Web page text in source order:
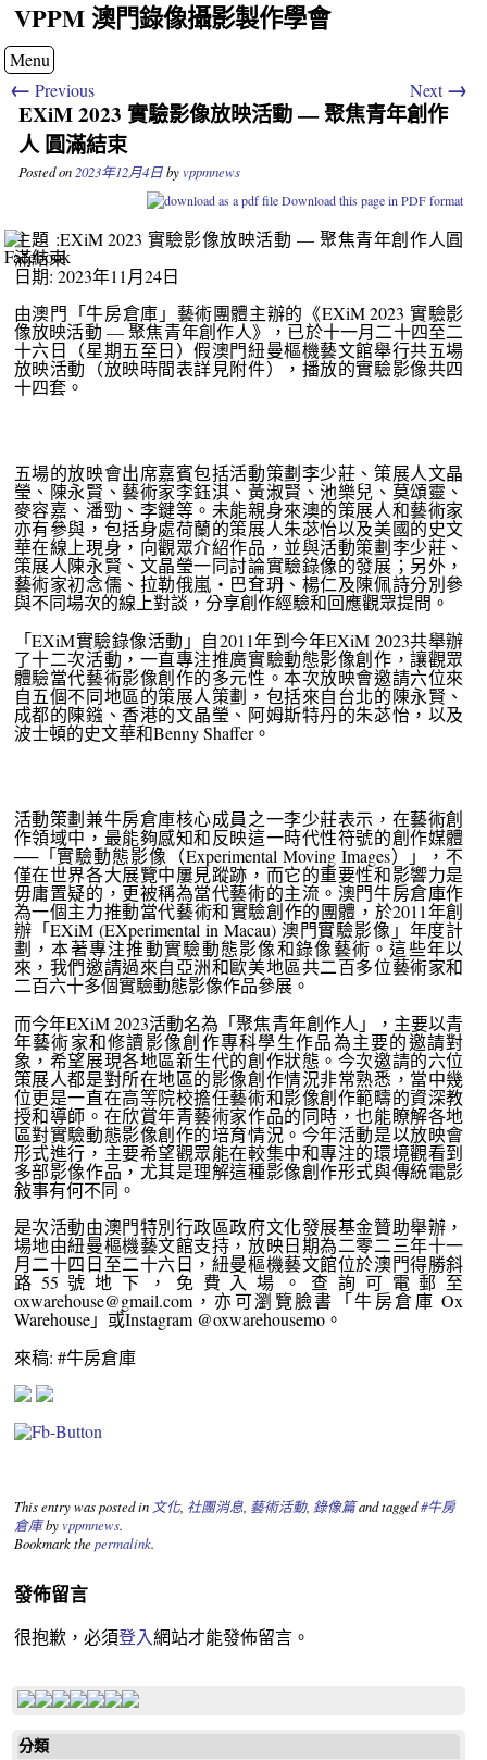
VPPM 澳門錄像攝影製作學會
Menu
← Previous Next→
EXiM 2023 實驗影像放映活動 — 聚焦青年創作
人 圓滿結束
Posted on 2023年12月4日byvppmnews
Download this page in PDF format
主題 :EXiM 2023 實驗影像放映活動 — 聚焦青年創作人圓
滿結束
日期: 2023年11月24日
由澳門「牛房倉庫」藝術團體主辦的《EXiM 2023 實驗影
像放映活動 — 聚焦青年創作人》，已於十一月二十四至二
十六日（星期五至日）假澳門紐曼樞機藝文館舉行共五場
放映活動（放映時間表詳見附件），播放的實驗影像共四
十四套。
五場的放映會出席嘉賓包括活動策劃李少莊、策展人文晶
瑩、陳永賢、藝術家李鈺淇、黃淑賢、池樂兒、莫頌靈、
麥容嘉、潘勁、李鍵等。未能親身來澳的策展人和藝術家
亦有參與，包括身處荷蘭的策展人朱苾怡以及美國的史文
華在線上現身，向觀眾介紹作品，並與活動策劃李少莊、
策展人陳永賢、文晶瑩一同討論實驗錄像的發展；另外，
藝術家初念儒、拉勒俄嵐・巴耷玬、楊仁及陳佩詩分別參
與不同場次的線上對談，分享創作經驗和回應觀眾提問。
「EXiM實驗錄像活動」自2011年到今年EXiM 2023共舉辦
了十二次活動，一直專注推廣實驗動態影像創作，讓觀眾
體驗當代藝術影像創作的多元性。本次放映會邀請六位來
自五個不同地區的策展人策劃，包括來自台北的陳永賢、
成都的陳鏹、香港的文晶瑩、阿姆斯特丹的朱苾怡，以及
波士頓的史文華和Benny Shaffer。
活動策劃兼牛房倉庫核心成員之一李少莊表示，在藝術創
作領域中，最能夠感知和反映這一時代性符號的創作媒體
──「實驗動態影像（Experimental Moving Images）」，不
僅在世界各大展覽中屢見蹤跡，而它的重要性和影響力是
毋庸置疑的，更被稱為當代藝術的主流。澳門牛房倉庫作
為一個主力推動當代藝術和實驗創作的團體，於2011年創
辦「EXiM (EXperimental in Macau) 澳門實驗影像」年度計
劃，本著專注推動實驗動態影像和錄像藝術。這些年以
來，我們邀請過來自亞洲和歐美地區共二百多位藝術家和
二百六十多個實驗動態影像作品參展。
而今年EXiM 2023活動名為「聚焦青年創作人」，主要以青
年藝術家和修讀影像創作專科學生作品為主要的邀請對
象，希望展現各地區新生代的創作狀態。今次邀請的六位
策展人都是對所在地區的影像創作情況非常熟悉，當中幾
位更是一直在高等院校擔任藝術和影像創作範疇的資深教
授和導師。在欣賞年青藝術家作品的同時，也能瞭解各地
區對實驗動態影像創作的培育情況。今年活動是以放映會
形式進行，主要希望觀眾能在較集中和專注的環境觀看到
多部影像作品，尤其是理解這種影像創作形式與傳統電影
敍事有何不同。
是次活動由澳門特別行政區政府文化發展基金贊助舉辦，
場地由紐曼樞機藝文館支持，放映日期為二零二三年十一
月二十四日至二十六日，紐曼樞機藝文館位於澳門得勝斜
路55號地下，免費入場。查詢可電郵至
oxwarehouse@gmail.com，亦可瀏覽臉書「牛房倉庫 Ox
Warehouse」或Instagram @oxwarehousemo。
來稿: #牛房倉庫
This entry was posted in 文化, 社團消息, 藝術活動, 錄像篇and tagged#牛房
倉庫byvppmnews.
Bookmark thepermalink.
發佈留言
很抱歉，必須登入網站才能發佈留言。
分類